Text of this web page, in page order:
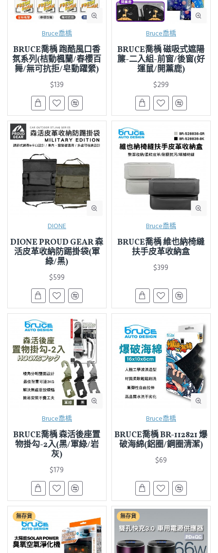
Bruce喬楀
BRUCE喬楀 跑酷風口香
氛系列(桔動楓蘭/春櫻百
舞/無可抗拒/皂動躍縈)
$139
Bruce喬楀
BRUCE喬楀 磁吸式遮陽
簾-二入組-前窗/後窗(好
運鼠/開薰鹿)
$299
DIONE
DIONE PROUD GEAR 森
活皮革收納防踢掛袋(軍
綠/黑)
$599
Bruce喬楀
BRUCE喬楀 維也納椅縫
扶手皮革收納盒
$399
Bruce喬楀
BRUCE喬楀 森活後座置
物掛勾-2入(黑/軍綠/岩
灰)
$179
Bruce喬楀
BRUCE喬楀 BR-112821 爆
破海綿(鋁圈/鋼圈清潔)
$69
無存貨 無存貨